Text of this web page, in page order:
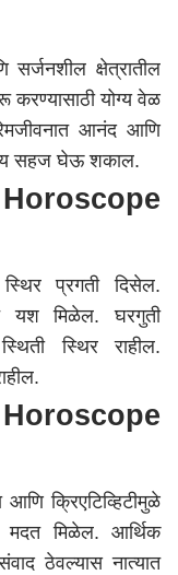
सर्जनशील क्षेत्रातील
योग्य वेळ
आनंद आणि
सहज घेऊ शकाल.
प्रगती दिसेल.
यश मिळेल. घरगुती
स्थिर राहील.
क्रिएटिव्हिटीमुळे
मदत मिळेल. आर्थिक
ठेवल्यास नात्यात